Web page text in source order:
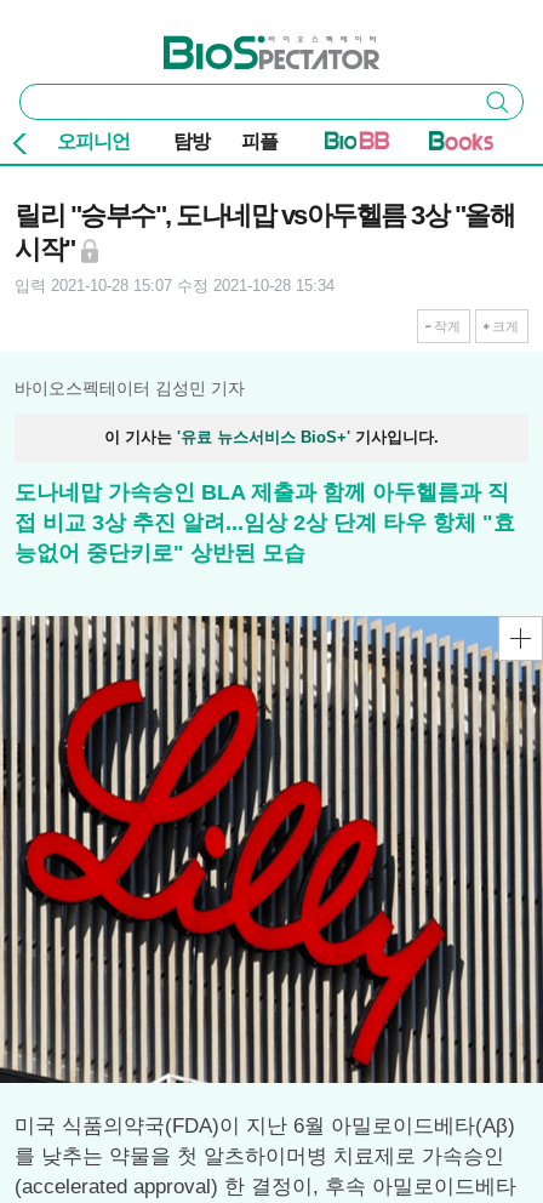
바이오스펙테이터
통
합
검
색
검색
오피니언 탐방 피플
릴리 "승부수", 도나네맙 vs아두헬름 3상 "올해
시작"
입력 2021-10-28 15:07 수정 2021-10-28 15:34
작게 크게
바이오스펙테이터 김성민 기자
이 기사는 '유료 뉴스서비스 BioS+' 기사입니다.
도나네맙 가속승인 BLA 제출과 함께 아두헬름과 직
접 비교 3상 추진 알려...임상 2상 단계 타우 항체 "효
능없어 중단키로" 상반된 모습
미국 식품의약국(FDA)이 지난 6월 아밀로이드베타(Aβ)
를 낮추는 약물을 첫 알츠하이머병 치료제로 가속승인
(accelerated approval) 한 결정이, 후속 아밀로이드베타